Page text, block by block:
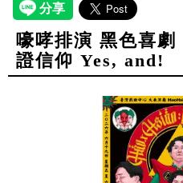
嚎哮排演 黑色喜劇
證信仰 Yes, and!